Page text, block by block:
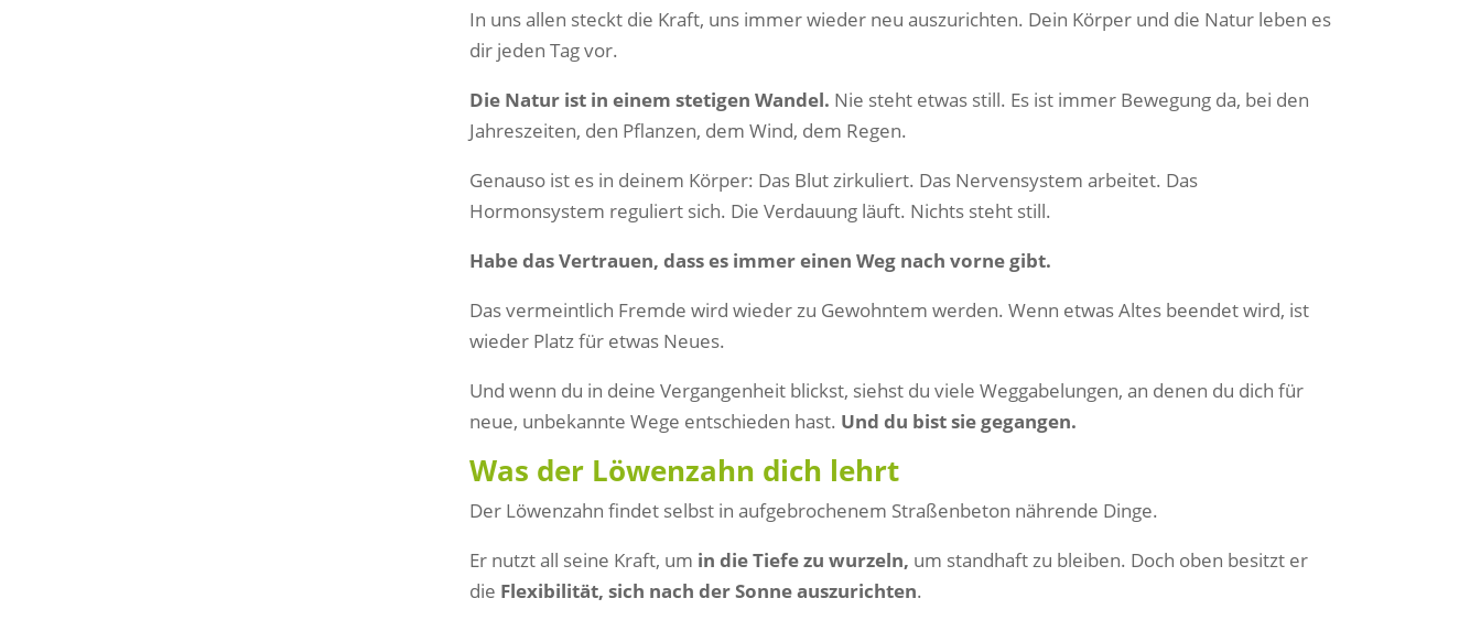
In uns allen steckt die Kraft, uns immer wieder neu auszurichten. Dein Körper und die Natur leben es
dir jeden Tag vor.
Die Natur ist in einem stetigen Wandel. Nie steht etwas still. Es ist immer Bewegung da, bei den
Jahreszeiten, den Pflanzen, dem Wind, dem Regen.
Genauso ist es in deinem Körper: Das Blut zirkuliert. Das Nervensystem arbeitet. Das
Hormonsystem reguliert sich. Die Verdauung läuft. Nichts steht still.
Habe das Vertrauen, dass es immer einen Weg nach vorne gibt.
Das vermeintlich Fremde wird wieder zu Gewohntem werden. Wenn etwas Altes beendet wird, ist
wieder Platz für etwas Neues.
Und wenn du in deine Vergangenheit blickst, siehst du viele Weggabelungen, an denen du dich für
neue, unbekannte Wege entschieden hast. Und du bist sie gegangen.
Was der Löwenzahn dich lehrt
Der Löwenzahn findet selbst in aufgebrochenem Straßenbeton nährende Dinge.
Er nutzt all seine Kraft, um in die Tiefe zu wurzeln, um standhaft zu bleiben. Doch oben besitzt er
die Flexibilität, sich nach der Sonne auszurichten.